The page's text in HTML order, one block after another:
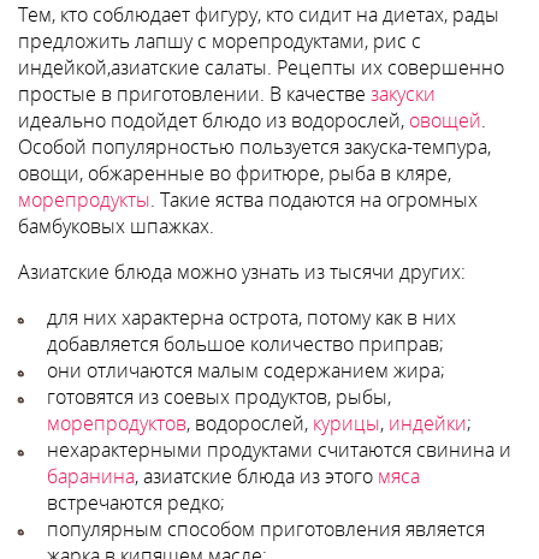
Тем, кто соблюдает фигуру, кто сидит на диетах, рады
предложить лапшу с морепродуктами, рис с
индейкой,азиатские салаты. Рецепты их совершенно
простые в приготовлении. В качестве закуски
идеально подойдет блюдо из водорослей, овощей.
Особой популярностью пользуется закуска-темпура,
овощи, обжаренные во фритюре, рыба в кляре,
морепродукты. Такие яства подаются на огромных
бамбуковых шпажках.
Азиатские блюда можно узнать из тысячи других:
для них характерна острота, потому как в них
добавляется большое количество приправ;
они отличаются малым содержанием жира;
готовятся из соевых продуктов, рыбы,
морепродуктов, водорослей, курицы, индейки;
нехарактерными продуктами считаются свинина и
баранина, азиатские блюда из этого мяса
встречаются редко;
популярным способом приготовления является